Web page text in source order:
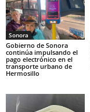
Sonora
Gobierno de Sonora
continúa impulsando el
pago electrónico en el
transporte urbano de
Hermosillo